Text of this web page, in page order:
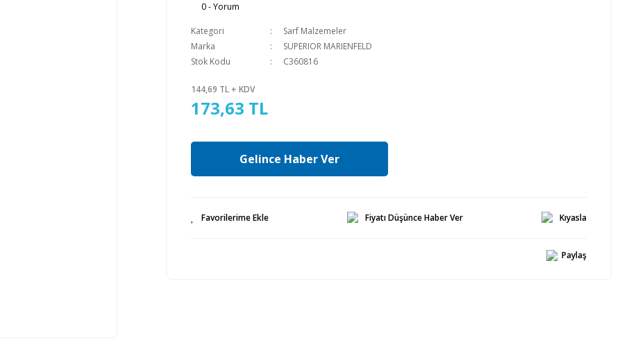
0 - Yorum
Kategori
Sarf Malzemeler
Marka
SUPERIOR MARIENFELD
Stok Kodu
C360816
144,69 TL + KDV
173,63 TL
Gelince Haber Ver
Fiyatı Düşünce Haber Ver Kıyasla
Paylaş